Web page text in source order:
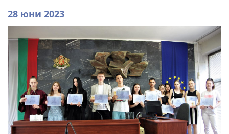
28 юни 2023